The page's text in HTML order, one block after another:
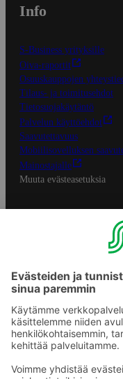
Info
S-Business yrityksille
Oiva-raportit
Osuuskauppojen
Tilaus- ja toimitusehdot
Tietosuojakäytäntö
Palvelun käyttöehdot
Saavutettavuus
Mobiilisovelluksen
Mainostajalle
Muuta evästeasetuksia
S-ryhmän
S-ryhmä
Asiakasomistajuus
Yhteishyvä Ruoka -
S-ostoslista -sovellus
Prisma.fi
Sokos.fi
S-Pankki